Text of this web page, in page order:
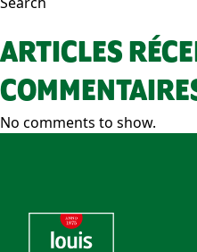
NAVIGATION
ARTICLES
No comments to show.